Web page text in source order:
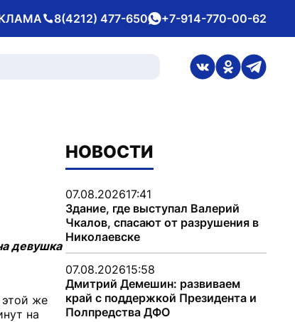
8(4212) 477-650whatsApp
+7-914-770-00-62
ссылка на
ссылка на
девушка
этой же
на
НОВОСТИ
07.08.202617:41
Здание, где выступал Валерий
Чкалов, спасают от разрушения в
Николаевске
07.08.202615:58
Дмитрий Демешин: развиваем
край с поддержкой Президента и
Полпредства ДФО